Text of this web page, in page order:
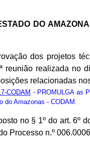
DO
dos projetos
reunião realizada no
relacionadas
CODAM - PROMULGA as
do Amazonas - CODAM.
no § 1º do art. 6º
Processo n.º